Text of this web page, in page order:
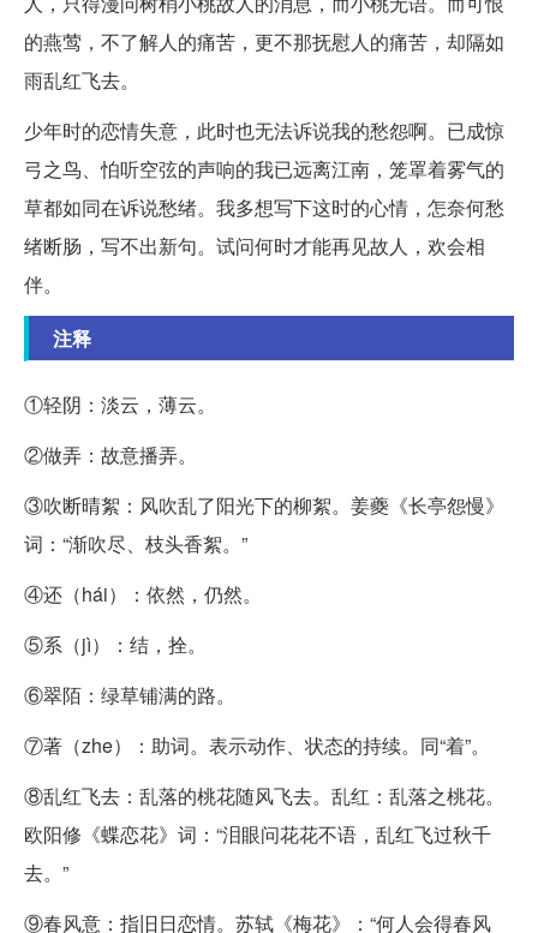
的燕莺，不了解人的痛苦，更不那抚慰人的痛苦，却隔如
雨乱红飞去。
少年时的恋情失意，此时也无法诉说我的愁怨啊。已成惊
弓之鸟、怕听空弦的声响的我已远离江南，笼罩着雾气的
草都如同在诉说愁绪。我多想写下这时的心情，怎奈何愁
绪断肠，写不出新句。试问何时才能再见故人，欢会相
伴。
注释
①轻阴：淡云，薄云。
②做弄：故意播弄。
③吹断晴絮：风吹乱了阳光下的柳絮。姜夔《长亭怨慢》
词：“渐吹尽、枝头香絮。”
④还（hái）：依然，仍然。
⑤系（jì）：结，拴。
⑥翠陌：绿草铺满的路。
⑦著（zhe）：助词。表示动作、状态的持续。同“着”。
⑧乱红飞去：乱落的桃花随风飞去。乱红：乱落之桃花。
欧阳修《蝶恋花》词：“泪眼问花花不语，乱红飞过秋千
去。”
⑨春风意：指旧日恋情。苏轼《梅花》：“何人会得春风